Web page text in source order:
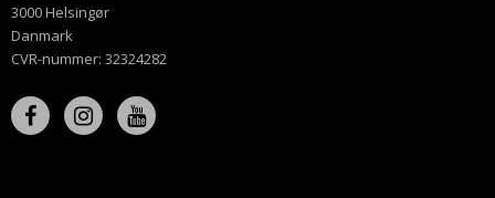
3000 Helsingør
Danmark
CVR-nummer: 32324282